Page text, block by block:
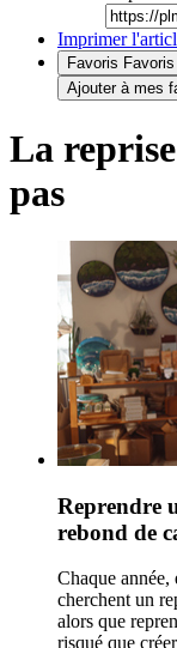
Imprimer
Favoris Favoris
Ajouter à mes
La
pas
Reprendre
rebond de
Chaque année,
cherchent un
alors que
risqué que